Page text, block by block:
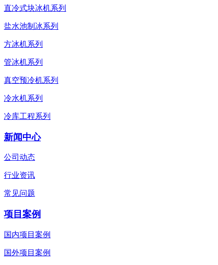
直冷式块冰机系列
盐水池制冰系列
方冰机系列
管冰机系列
真空预冷机系列
冷水机系列
冷库工程系列
新闻中心
公司动态
行业资讯
常见问题
项目案例
国内项目案例
国外项目案例